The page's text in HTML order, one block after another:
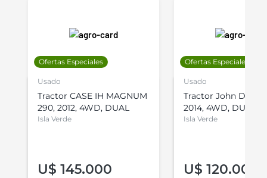
Ofertas Especiales
Usado
Tractor CASE IH MAGNUM
290, 2012, 4WD, DUAL
Isla Verde
U$ 145.000
Ofertas Especiales
Usado
Tractor John Deere
2014, 4WD, DUAL
Isla Verde
U$ 120.000